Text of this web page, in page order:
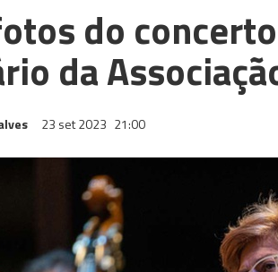
do
da
23 set 2023 21:00